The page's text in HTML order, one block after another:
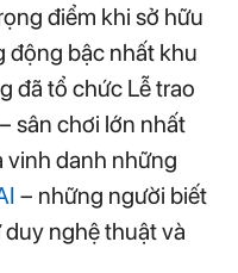
điểm khi sở hữu
động bậc nhất khu
đã tổ chức Lễ trao
sân chơi lớn nhất
vinh danh những
– những người biết
nghệ thuật và